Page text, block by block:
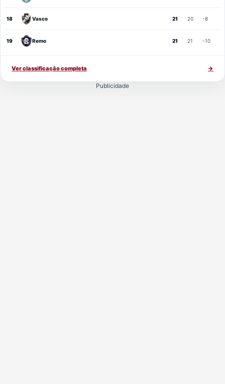
18 Vasco 21 20 -8
19 Remo 21 21 -10
Ver classificação completa →
Publicidade